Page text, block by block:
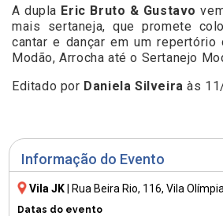
Informação do Evento
Vila JK Rua Beira Rio, 116, Vila
Datas do evento
A dupla Eric Bruto & Gustavo
mais sertaneja, que promete
cantar e dançar em um
Modão, Arrocha até o Sertanejo
Editado por Daniela Silveira às